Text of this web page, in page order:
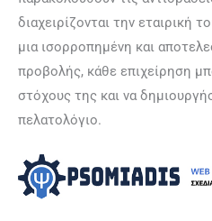
διαχειρίζονται την εταιρική
μια ισορροπημένη και
προβολής, κάθε επιχείρηση
στόχους της και να
πελατολόγιο.